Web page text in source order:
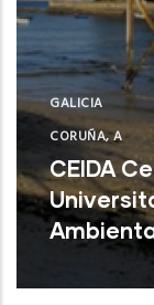
GALICIA
CORUÑA, A
CEIDA
Oleiros ( A